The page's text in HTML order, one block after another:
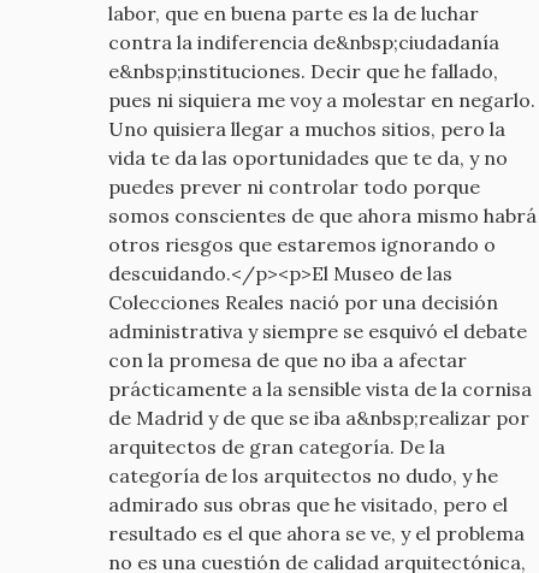
labor, que en buena parte es la de luchar
contra la indiferencia de&nbsp;ciudadanía
e&nbsp;instituciones. Decir que he fallado,
pues ni siquiera me voy a molestar en negarlo.
Uno quisiera llegar a muchos sitios, pero la
vida te da las oportunidades que te da, y no
puedes prever ni controlar todo porque
somos conscientes de que ahora mismo habrá
otros riesgos que estaremos ignorando o
descuidando.</p><p>El Museo de las
Colecciones Reales nació por una decisión
administrativa y siempre se esquivó el debate
con la promesa de que no iba a afectar
prácticamente a la sensible vista de la cornisa
de Madrid y de que se iba a&nbsp;realizar por
arquitectos de gran categoría. De la
categoría de los arquitectos no dudo, y he
admirado sus obras que he visitado, pero el
resultado es el que ahora se ve, y el problema
no es una cuestión de calidad arquitectónica,